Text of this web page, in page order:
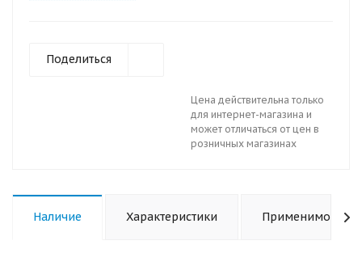
Поделиться
Цена действительна только
для интернет-магазина и
может отличаться от цен в
розничных магазинах
Наличие Характеристики Применимость